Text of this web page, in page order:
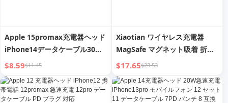
Apple 15promax充電器ヘッド
iPhone14データケーブル30W
高速充電フラッシュプラグ
USBCスーツに適用
$8.59$11.45
Xiaotian ワイヤレス充電器
MagSafe マグネット吸着 折り
たたみ式ブラケット Apple 15
携帯電話 iPhone14pro 13max
12 ヘッドセット対応 新発売 デ
スクトップ 高速充電 多機能 2-
$17.65$23.53